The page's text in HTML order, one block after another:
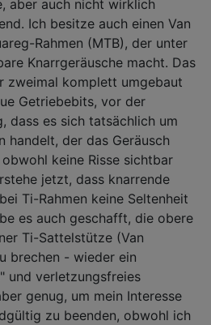
aber auch nicht wirklich
Ich besitze auch einen Van
Rahmen (MTB), der unter
Knarrgeräusche macht. Das
zweimal komplett umgebaut
Getriebebits, vor der
dass es sich tatsächlich um
handelt, der das Geräusch
keine Risse sichtbar
jetzt, dass knarrende
Ti-Rahmen keine Seltenheit
es auch geschafft, die obere
Ti-Sattelstütze (Van
brechen - wieder ein
und verletzungsfreies
genug, um mein Interesse
zu beenden, obwohl ich